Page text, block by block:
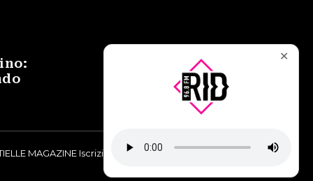
MAGAZINE Iscrizione al Tribunale di Torino n° 9748/2019
✕